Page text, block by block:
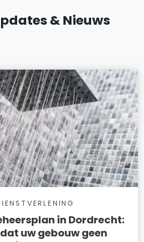
& Nieuws
in Dordrecht:
uw gebouw geen